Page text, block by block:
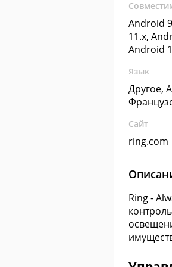
Android
11.x,
Android
Язык
Другое,
Сайт
ring.com
Ring -